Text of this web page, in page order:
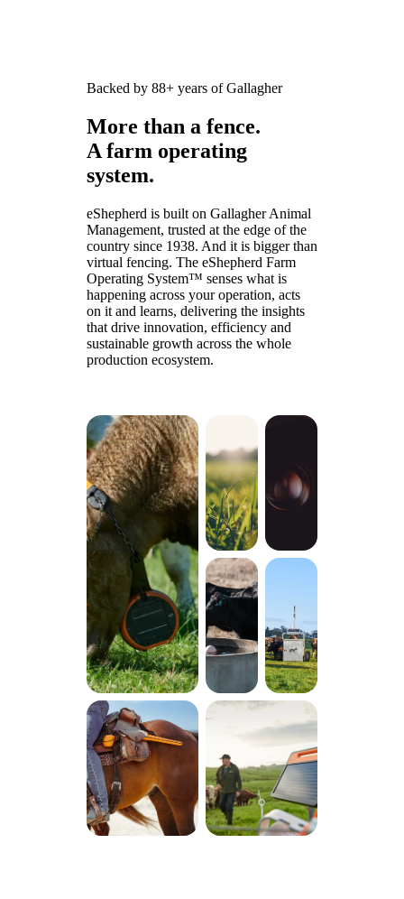
Backed by 88+ years of Gallagher
More than a fence.
A farm operating
system.
eShepherd is built on Gallagher Animal
Management, trusted at the edge of the
country since 1938. And it is bigger than
virtual fencing. The eShepherd Farm
Operating System™ senses what is
happening across your operation, acts
on it and learns, delivering the insights
that drive innovation, efficiency and
sustainable growth across the whole
production ecosystem.